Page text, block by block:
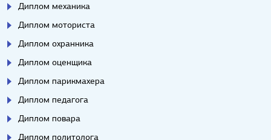
Диплом механика
Диплом моториста
Диплом охранника
Диплом оценщика
Диплом парикмахера
Диплом педагога
Диплом повара
Диплом политолога